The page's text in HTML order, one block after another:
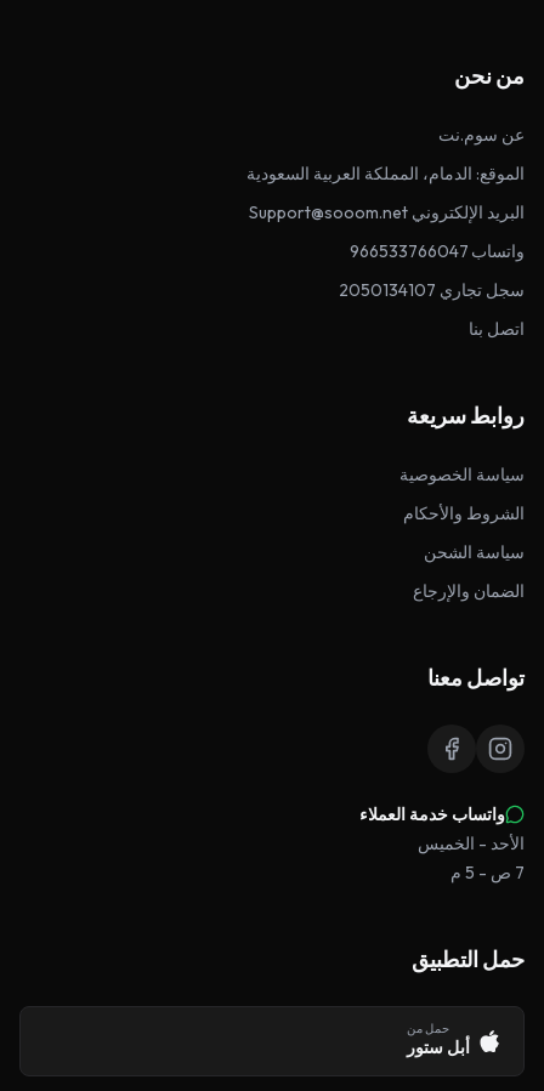
من نحن
عن سوم.نت
الموقع: الدمام، المملكة العربية السعودية
البريد الإلكتروني Support@sooom.net
واتساب 966533766047
سجل تجاري 2050134107
اتصل بنا
روابط سريعة
سياسة الخصوصية
الشروط والأحكام
سياسة الشحن
الضمان والإرجاع
تواصل معنا
واتساب خدمة العملاء
الأحد - الخميس
7 ص - 5 م
حمل التطبيق
حمل من
أبل ستور